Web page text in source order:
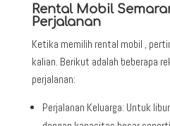
Rental Mobil
Perjalanan
Ketika memilih rental mobil ,
kalian. Berikut adalah beberapa
perjalanan:
Perjalanan Keluarga: Untuk